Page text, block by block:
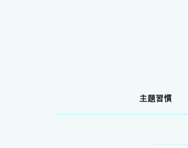
主題習慣